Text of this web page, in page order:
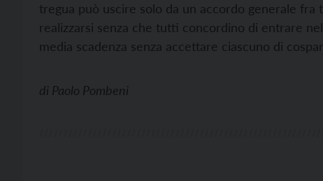
tregua può uscire solo da un accordo generale
realizzarsi senza che tutti concordino di entrare
media scadenza senza accettare ciascuno di
di Paolo Pombeni